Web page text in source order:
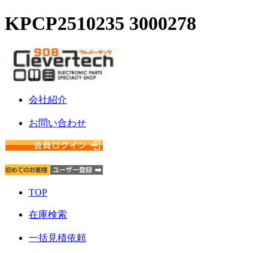
KPCP2510235 3000278
会社紹介
お問い合わせ
TOP
在庫検索
一括見積依頼